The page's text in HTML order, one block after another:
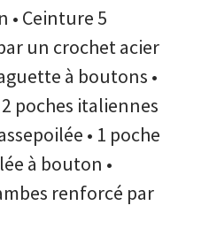
Ceinture 5
un crochet acier
à boutons •
poches italiennes
• 1 poche
à bouton •
renforcé par